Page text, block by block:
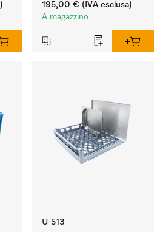
195,00 € (IVA esclusa)
A magazzino
U 513